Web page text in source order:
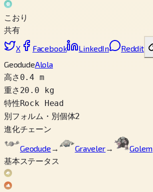
こおり
共有
X
Facebook LinkedIn Reddit
GeodudeAlola
高さ 0.4 m
重さ 20.0 kg
特性Rock Head
別フォルム・別個体2
進化チェーン
Geodude → Graveler→
Golem
基本ステータス